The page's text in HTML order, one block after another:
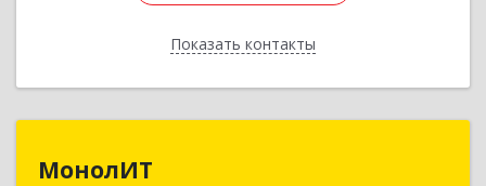
Показать контакты
Назад
МонолИТ